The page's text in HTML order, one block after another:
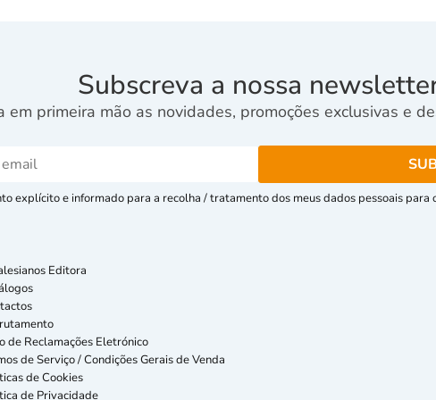
Subscreva a nossa
em primeira mão as novidades, promoções exclusivas e
explícito e informado para a recolha / tratamento dos meus dados pessoais
Editora
de Reclamações Eletrónico
de Serviço / Condições Gerais de Venda
de Cookies
de Privacidade